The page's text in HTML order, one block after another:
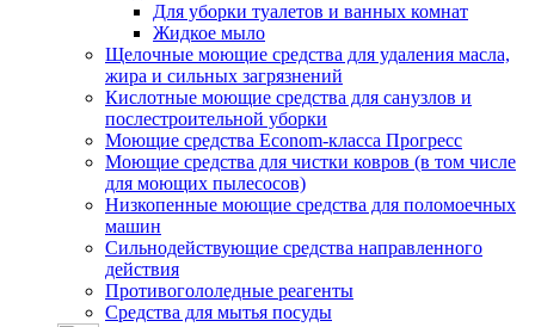
Для уборки туалетов и ванных комнат
Жидкое мыло
Щелочные моющие средства для удаления масла,
жира и сильных загрязнений
Кислотные моющие средства для санузлов и
послестроительной уборки
Моющие средства Econom-класса Прогресс
Моющие средства для чистки ковров (в том числе
для моющих пылесосов)
Низкопенные моющие средства для поломоечных
машин
Сильнодействующие средства направленного
действия
Противогололедные реагенты
Средства для мытья посуды